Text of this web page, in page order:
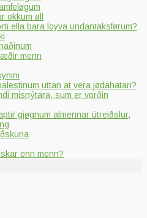
okkum øll
ella bara loyva undantaksførum?
menn
uttan at vera jødahatari?
misnýtara, sum er vorðin
gjøgnum almennar útreiðslur,
enn menn?